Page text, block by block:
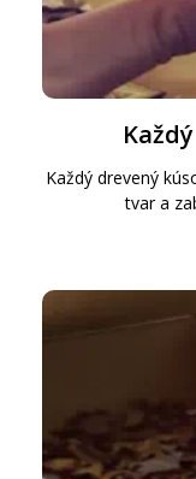
Každý drevený
tvar a